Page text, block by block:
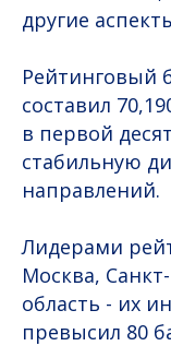
другие
Рейтинговый
составил
в первой
стабильную
направлений.
Лидерами
Москва,
область - их
превысил 80